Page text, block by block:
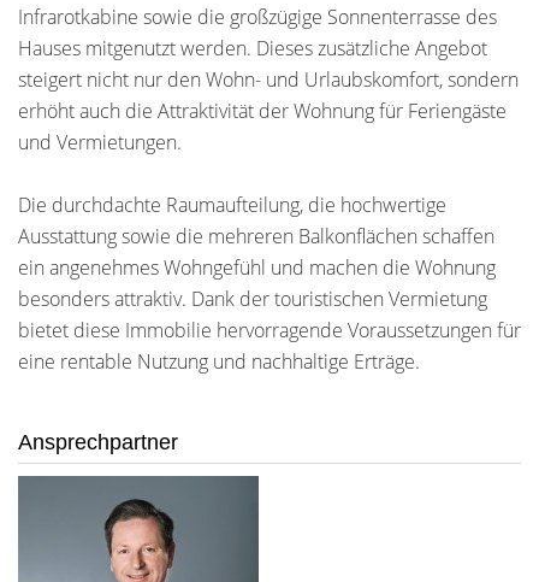
Infrarotkabine sowie die großzügige Sonnenterrasse des
Hauses mitgenutzt werden. Dieses zusätzliche Angebot
steigert nicht nur den Wohn- und Urlaubskomfort, sondern
erhöht auch die Attraktivität der Wohnung für Feriengäste
und Vermietungen.
Die durchdachte Raumaufteilung, die hochwertige
Ausstattung sowie die mehreren Balkonflächen schaffen
ein angenehmes Wohngefühl und machen die Wohnung
besonders attraktiv. Dank der touristischen Vermietung
bietet diese Immobilie hervorragende Voraussetzungen für
eine rentable Nutzung und nachhaltige Erträge.
Ansprechpartner